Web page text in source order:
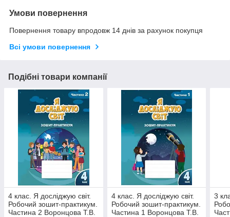
Умови повернення
Повернення товару впродовж 14 днів за рахунок покупця
Всі умови повернення
Подібні товари компанії
4 клас. Я досліджую світ.
Робочий зошит-практикум.
Частина 2 Воронцова Т.В.
4 клас. Я досліджую світ.
Робочий зошит-практикум.
Частина 1 Воронцова Т.В.
3